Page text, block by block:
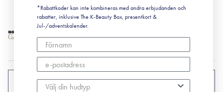
Cookiepolicy
SVERIGE
*Rabattkoder kan inte kombineras med andra erbjudanden och
rabatter, inklusive The K-Beauty Box, presentkort &
Jul-/adventskalender.